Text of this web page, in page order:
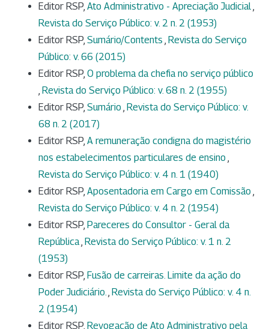
Editor RSP, Ato Administrativo - Apreciação Judicial,
Revista do Serviço Público: v. 2 n. 2 (1953)
Editor RSP, Sumário/Contents , Revista do Serviço
Público: v. 66 (2015)
Editor RSP, O problema da chefia no serviço público
, Revista do Serviço Público: v. 68 n. 2 (1955)
Editor RSP, Sumário , Revista do Serviço Público: v.
68 n. 2 (2017)
Editor RSP, A remuneração condigna do magistério
nos estabelecimentos particulares de ensino ,
Revista do Serviço Público: v. 4 n. 1 (1940)
Editor RSP, Aposentadoria em Cargo em Comissão ,
Revista do Serviço Público: v. 4 n. 2 (1954)
Editor RSP, Pareceres do Consultor - Geral da
República, Revista do Serviço Público: v. 1 n. 2
(1953)
Editor RSP, Fusão de carreiras. Limite da ação do
Poder Judiciário., Revista do Serviço Público: v. 4 n.
2 (1954)
Editor RSP, Revogação de Ato Administrativo pela